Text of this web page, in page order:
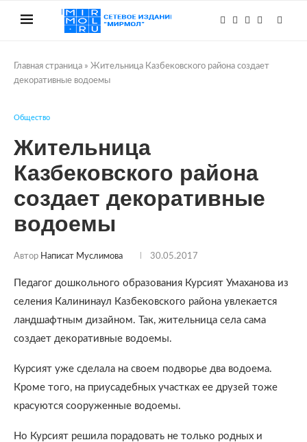
Главная страница » Жительница Казбековского района создает
декоративные водоемы
Общество
Жительница
Казбековского района
создает декоративные
водоемы
Автор Написат Муслимова 30.05.2017
Педагог дошкольного образования Курсият Умаханова из
селения Калининаул Казбековского района увлекается
ландшафтным дизайном. Так, жительница села сама
создает декоративные водоемы.
Курсият уже сделала на своем подворье два водоема.
Кроме того, на приусадебных участках ее друзей тоже
красуются сооруженные водоемы.
Но Курсият решила порадовать не только родных и